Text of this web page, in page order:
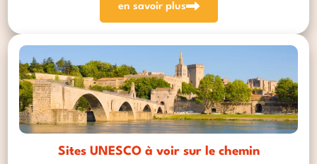
en savoir plus
Sites UNESCO à voir sur le chemin